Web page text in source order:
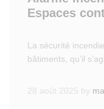
Espaces
La sécurité
bâtiments, qu’il
28 août 2025 by